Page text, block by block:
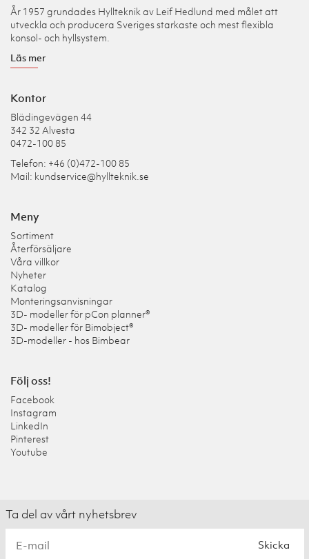
År 1957 grundades Hyllteknik av Leif Hedlund med målet att
utveckla och producera Sveriges starkaste och mest flexibla
konsol- och hyllsystem.
Läs mer
Kontor
Blädingevägen 44
342 32 Alvesta
0472-100 85
Telefon: +46 (0)472-100 85
Mail: kundservice@hyllteknik.se
Meny
Sortiment
Återförsäljare
Våra villkor
Nyheter
Katalog
Monteringsanvisningar
3D- modeller för pCon planner®
3D- modeller för Bimobject®
3D-modeller - hos Bimbear
Följ oss!
Facebook
Instagram
LinkedIn
Pinterest
Youtube
Ta del av vårt nyhetsbrev
Skicka